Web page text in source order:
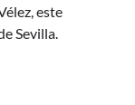
este
Sevilla.